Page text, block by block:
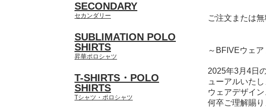
SECONDARY
セカンダリー
SUBLIMATION POLO
SHIRTS
昇華ポロシャツ
T-SHIRTS・POLO
SHIRTS
Tシャツ・ポロシャツ
ご注文または
～BFIVEウェ
2025年3月4日
ューアルいたし
ウェアデザイ
何卒ご理解賜り